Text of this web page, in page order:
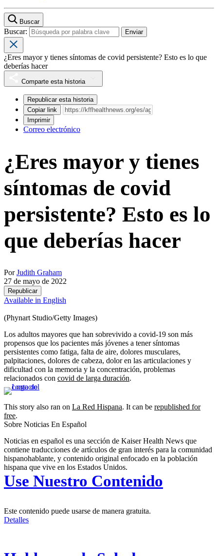
Buscar
Buscar:
¿Eres mayor y tienes síntomas de covid persistente? Esto es lo que
deberías hacer
Comparte esta historia
Republicar esta historia
Copiar link
Imprimir
Correo electrónico
¿Eres mayor y tienes
síntomas de covid
persistente? Esto es lo
que deberías hacer
PorJudith Graham
27 de mayo de 2022
Republicar
Available in English
(Phynart Studio/Getty Images)
Los adultos mayores que han sobrevivido a covid-19 son más
propensos que los pacientes más jóvenes a tener síntomas
persistentes como fatiga, falta de aire, dolores musculares,
palpitaciones, dolores de cabeza, dolor en las articulaciones y
dificultad con la memoria y la concentración, problemas
relacionados con covid de larga duración.
This story also ran on La Red Hispana. It can be republished for
free.
Sobre Noticias En Español
Noticias en español es una sección de Kaiser Health News que
contiene traducciones de artículos de gran interés para la comunidad
hispanohablante, y contenido original enfocado en la población
hispana que vive en los Estados Unidos.
Use Nuestro Contenido
Este contenido puede usarse de manera gratuita.
Detalles